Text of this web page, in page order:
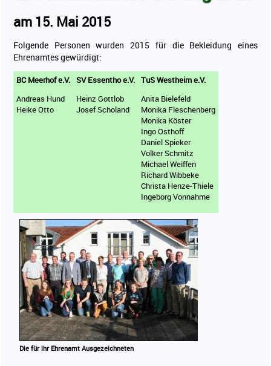
Vereine
Ergebnisse
Mitgliederbereich
am 15. Mai 2015
Folgende Personen wurden 2015 für die Bekleidung eines
Ehrenamtes gewürdigt:
BC Meerhof e.V.
Andreas Hund
Heike Otto
SV Essentho e.V.
Heinz Gottlob
Josef Scholand
TuS Westheim e.V.
Anita Bielefeld
Monika Fleschenberg
Monika Köster
Ingo Osthoff
Daniel Spieker
Volker Schmitz
Michael Weiffen
Richard Wibbeke
Christa Henze-Thiele
Ingeborg Vonnahme
Die für ihr Ehrenamt Ausgezeichneten